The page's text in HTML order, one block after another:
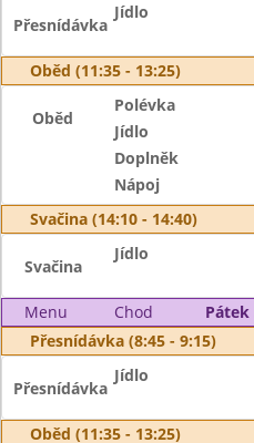
Přesnídávka
Jídlo
Oběd (11:35 - 13:25)
Oběd
Polévka
Jídlo
Doplněk
Nápoj
Svačina (14:10 - 14:40)
Svačina
Jídlo
Menu Chod
Pátek
Přesnídávka (8:45 - 9:15)
Přesnídávka
Jídlo
Oběd (11:35 - 13:25)